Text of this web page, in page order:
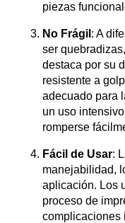
piezas
No Frágil : A
ser
destaca por su
resistente a
adecuado para
un uso
romperse
Fácil de Usar:
manejabilidad,
aplicación. Los
proceso de
complicaciones